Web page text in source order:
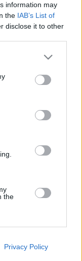
information may
the IAB’s List of
disclose it to other
the
Privacy Policy
Administration
viime vuosina
laskenut -8
näkee, miten
tammikuussa
kylmempiä ja
-25
on ollut...